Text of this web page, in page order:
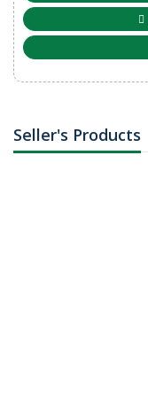
Seller's Products